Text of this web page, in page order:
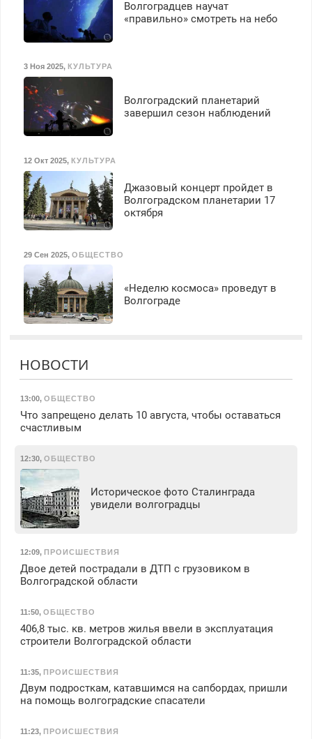
Волгоградцев научат
«правильно» смотреть на небо
3 Ноя 2025, КУЛЬТУРА
Волгоградский планетарий
завершил сезон наблюдений
12 Окт 2025, КУЛЬТУРА
Джазовый концерт пройдет в
Волгоградском планетарии 17
октября
29 Сен 2025, ОБЩЕСТВО
«Неделю космоса» проведут в
Волгограде
НОВОСТИ
13:00, ОБЩЕСТВО
Что запрещено делать 10 августа, чтобы оставаться
счастливым
12:30, ОБЩЕСТВО
Историческое фото Сталинграда
увидели волгоградцы
12:09, ПРОИСШЕСТВИЯ
Двое детей пострадали в ДТП с грузовиком в
Волгоградской области
11:50, ОБЩЕСТВО
406,8 тыс. кв. метров жилья ввели в эксплуатация
строители Волгоградской области
11:35, ПРОИСШЕСТВИЯ
Двум подросткам, катавшимся на сапбордах, пришли
на помощь волгоградские спасатели
11:23, ПРОИСШЕСТВИЯ